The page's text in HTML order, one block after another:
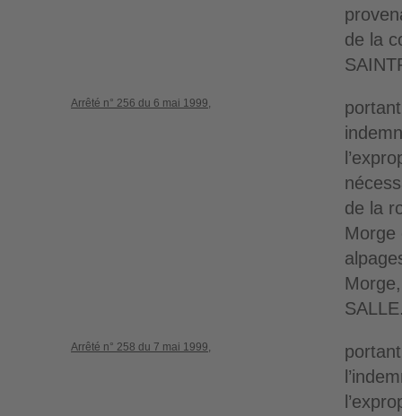
de la
Arrêté n° 256 du 6 mai 1999,
de la
Morge
Arrêté n° 258 du 7 mai 1999,